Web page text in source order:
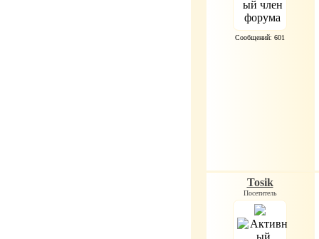
Сообщений: 601
Tosik
Посетитель